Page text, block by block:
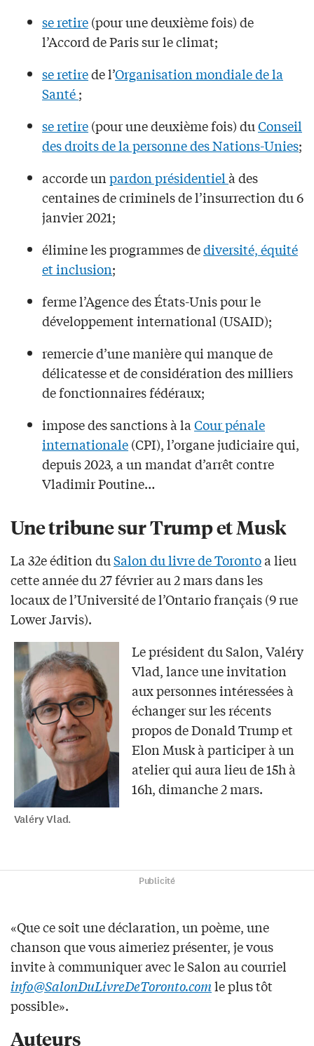
se retire(pour une deuxième fois) de
l’Accord de Paris sur le climat;
se retirede l’Organisation mondiale de la
Santé;
se retire(pour une deuxième fois) duConseil
des droits de la personne des Nations-Unies;
accorde unpardon présidentielà des
centaines de criminels de l’insurrection du 6
janvier 2021;
élimine les programmes dediversité, équité
et inclusion;
ferme l’Agence des États-Unis pour le
développement international (USAID);
remercie d’une manière qui manque de
délicatesse et de considération des milliers
de fonctionnaires fédéraux;
impose des sanctions à laCour pénale
internationale(CPI), l’organe judiciaire qui,
depuis 2023, a un mandat d’arrêt contre
Vladimir Poutine…
Une tribune sur Trump et Musk
La 32e édition duSalon du livre de Torontoa lieu
cette année du 27 février au 2 mars dans les
locaux de l’Université de l’Ontario français (9 rue
Lower Jarvis).
Valéry Vlad.
Le président du Salon, Valéry
Vlad, lance une invitation
aux personnes intéressées à
échanger sur les récents
propos de Donald Trump et
Elon Musk à participer à un
atelier qui aura lieu de 15h à
16h, dimanche 2 mars.
Publicité
«Que ce soit une déclaration, un poème, une
chanson que vous aimeriez présenter, je vous
invite à communiquer avec le Salon au courriel
info@SalonDuLivreDeToronto.comle plus tôt
possible».
Auteurs